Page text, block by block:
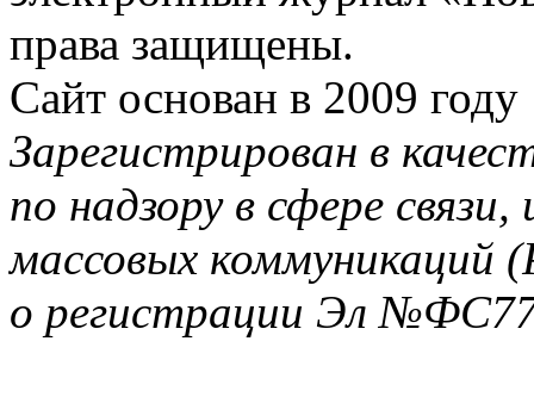
права защищены.
Сайт основан в 2009 году
Зарегистрирован в
по надзору в сфере
массовых коммуникаций
о регистрации Эл